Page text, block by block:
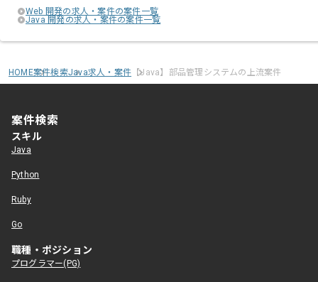
Web 開発の求人・案件の案件一覧
Java 開発の求人・案件の案件一覧
HOME案件検索Java求人・案件 【Java】部品管理システムの上流案件
案件検索
スキル
Java
Python
Ruby
Go
職種・ポジション
プログラマー(PG)